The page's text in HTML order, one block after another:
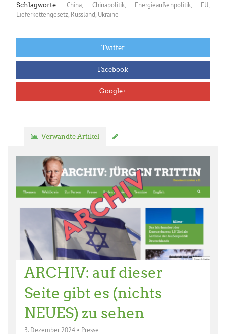
Schlagworte: China Chinapolitik, Energieaußenpolitik, EU
Lieferkettengesetz Russland Ukraine
Twitter
Facebook
Google+
Verwandte Artikel
ARCHIV: auf dieser
Seite gibt es (nichts
NEUES) zu sehen
3. Dezember 2024 • Presse